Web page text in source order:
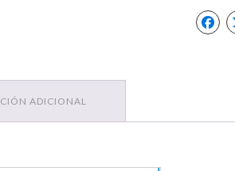
ADICIONAL